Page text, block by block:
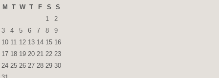
M T W T F S
S
1
2
3
4 5 6 7 8
9
10 11 12 13 14 15 16
17 18 19 20 21 22 23
24 25 26 27 28 29 30